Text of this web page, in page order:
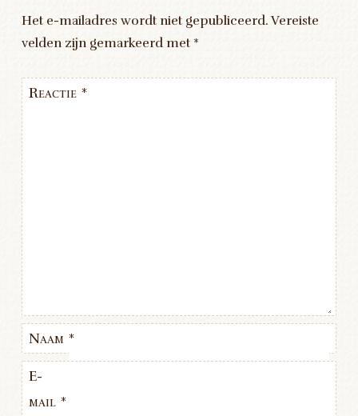
Het e-mailadres wordt niet gepubliceerd.Vereiste
velden zijn gemarkeerd met *
Reactie *
Naam *
E-
mail *